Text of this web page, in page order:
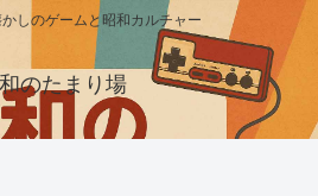
しのゲームと昭和カルチャー
のたまり場